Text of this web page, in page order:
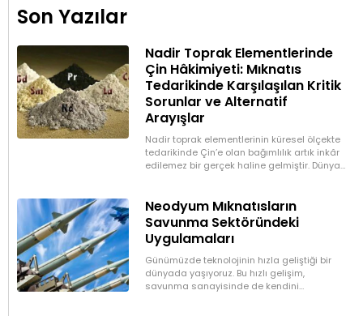
Son Yazılar
Nadir Toprak Elementlerinde
Çin Hâkimiyeti: Mıknatıs
Tedarikinde Karşılaşılan Kritik
Sorunlar ve Alternatif
Arayışlar
Nadir toprak elementlerinin küresel ölçekte
tedarikinde Çin’e olan bağımlılık artık inkâr
edilemez bir gerçek haline gelmiştir. Dünya
Neodyum Mıknatısların
Savunma Sektöründeki
Uygulamaları
Günümüzde teknolojinin hızla geliştiği bir
dünyada yaşıyoruz. Bu hızlı gelişim,
savunma sanayisinde de kendini